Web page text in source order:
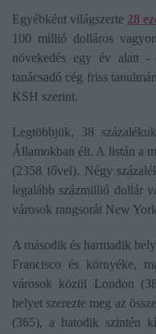
Egyébként világszerte 28
100 millió dolláros
növekedés egy év alatt
tanácsadó cég friss
KSH szerint.
Legtöbbjük, 38
Államokban élt. A listán a
(2358 fővel). Négy
legalább százmillió dollár
városok rangsorát New
A második és harmadik
Francisco és környéke,
városok közül London
helyet szerezte meg az
(365), a hatodik szintén